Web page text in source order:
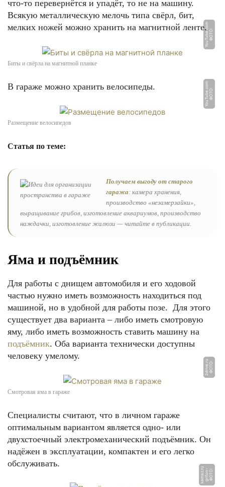
что-то перевернётся и упадёт, то не на машину.
Всякую металлическую мелочь типа свёрл, бит,
мелких ножей можно хранить на магнитной ленте.
Ф
О
Т
О:
Y
o
u
T
u
b
e.
c
o
m
Биты и свёрла на магнитной планке
В гараже можно хранить велосипеды.
Ф
О
Т
О:
Y
o
u
T
u
b
e.
c
o
m
Размещение велосипедов
Статья по теме:
Получаем выгоду от старого
гаража: камера хранения,
производство «незамерзайки»,
выращивание грибов, изготовление аквариумов, производство
наждачки, изготовление жалюзи — читайте в публикации.
Яма и подъёмник
Для работы с днищем автомобиля и его ходовой
частью нужно иметь возможность находиться под
машиной, но в удобной для работы позе. Для этого
существует два варианта – либо иметь смотровую
яму, либо иметь возможность ставить машину на
подъёмник. Оба варианта технически доступны
человеку умелому.
Ф
О
Т
О:
2
d
ri
v
e.
r
u
Смотровая яма в гараже
Специалисты считают, что в личном гараже
оптимальным вариантом является одно- или
двухстоечный электромеханический подъёмник. Он
надёжен в эксплуатации, компактен и его легко
обслуживать.
Ф
О
Т
О:
g
ri
f
o
n
-
k
a
m
a
z.
r
u